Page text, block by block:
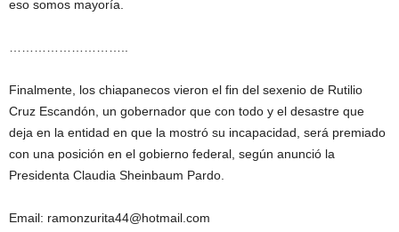
eso somos mayoría.
Finalmente, los chiapanecos vieron el fin del sexenio de Rutilio
Cruz Escandón, un gobernador que con todo y el desastre que
deja en la entidad en que la mostró su incapacidad, será premiado
con una posición en el gobierno federal, según anunció la
Presidenta Claudia Sheinbaum Pardo.
Email: ramonzurita44@hotmail.com